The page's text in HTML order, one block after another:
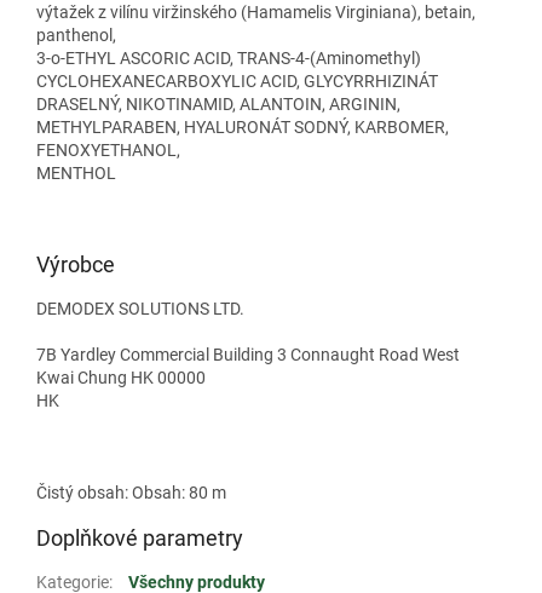
výtažek z vilínu viržinského (Hamamelis Virginiana), betain,
panthenol,
3-o-ETHYL ASCORIC ACID, TRANS-4-(Aminomethyl)
CYCLOHEXANECARBOXYLIC ACID, GLYCYRRHIZINÁT
DRASELNÝ, NIKOTINAMID, ALANTOIN, ARGININ,
METHYLPARABEN, HYALURONÁT SODNÝ, KARBOMER,
FENOXYETHANOL,
MENTHOL
Výrobce
DEMODEX SOLUTIONS LTD.
7B Yardley Commercial Building 3 Connaught Road West
Kwai Chung HK 00000
HK
Čistý obsah: Obsah: 80 m
Doplňkové parametry
Kategorie:
Všechny produkty